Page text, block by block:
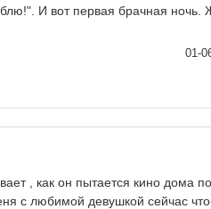
И вот первая брачная ночь.
01-
, как он пытается кино дома
с любимой девушкой сейчас